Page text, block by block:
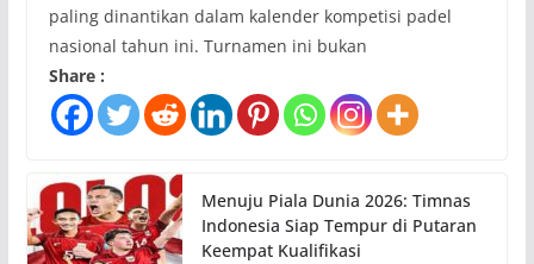
paling dinantikan dalam kalender kompetisi padel
nasional tahun ini. Turnamen ini bukan
Share :
Menuju Piala Dunia 2026: Timnas
Indonesia Siap Tempur di Putaran
Keempat Kualifikasi